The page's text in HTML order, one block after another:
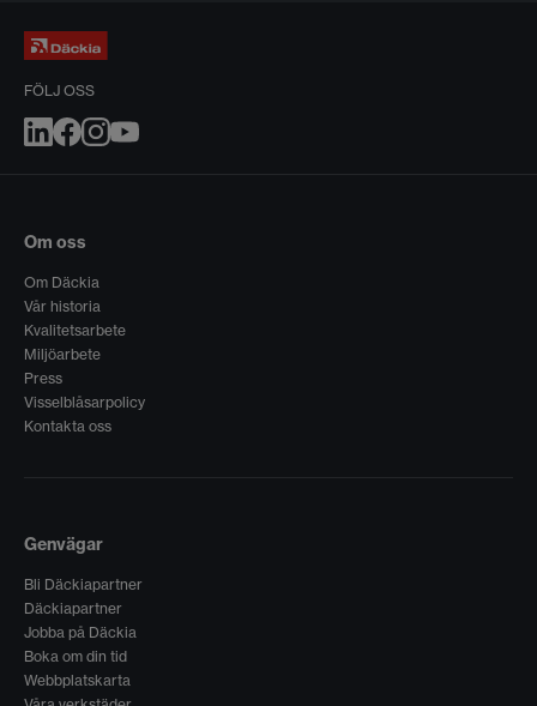
FÖLJ OSS
Om oss
Om Däckia
Vår historia
Kvalitetsarbete
Miljöarbete
Press
Visselblåsarpolicy
Kontakta oss
Genvägar
Bli Däckiapartner
Däckiapartner
Jobba på Däckia
Boka om din tid
Webbplatskarta